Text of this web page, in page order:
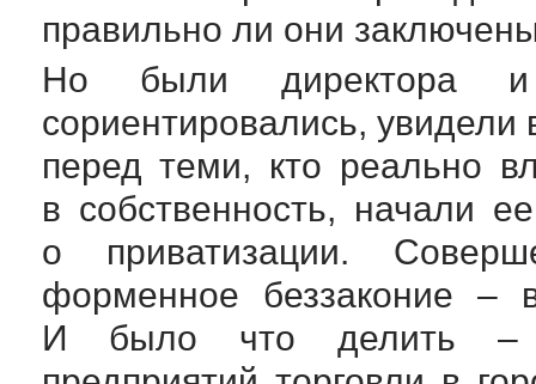
правильно ли они
Но были директора и
сориентировались,
перед теми, кто реально
в собственность, начали
о приватизации.
форменное беззаконие
И было что делить –